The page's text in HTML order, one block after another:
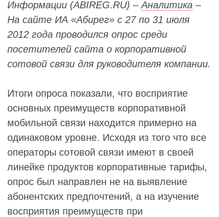
Информации (ABIREG.RU) –Аналитика –
На сайте ИА «Абирег» с 27 по 31 июля
2012 года проводился опрос среди
посетителей сайта о корпоративной
сотовой связи для руководителя компании.
Итоги опроса показали, что восприятие
основных преимуществ корпоративной
мобильной связи находится примерно на
одинаковом уровне. Исходя из того что все
операторы сотовой связи имеют в своей
линейке продуктов корпоративные тарифы,
опрос был направлен не на выявление
абонентских предпочтений, а на изучение
восприятия преимуществ при